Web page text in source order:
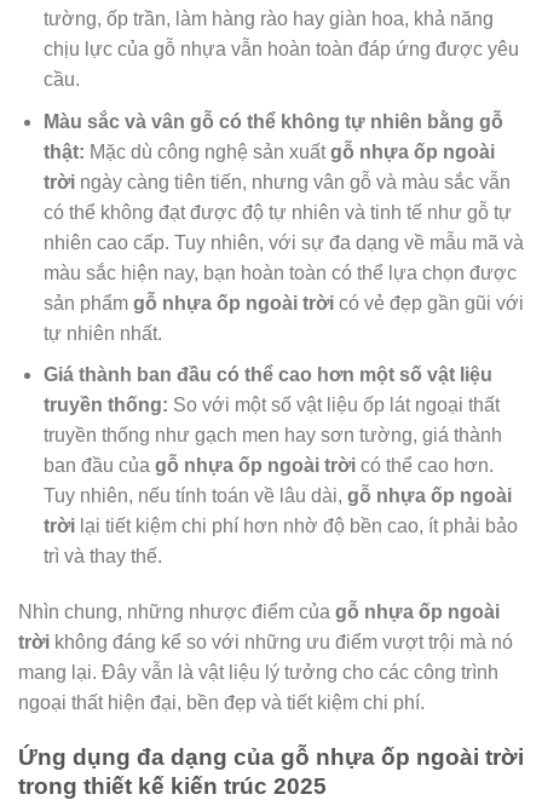
tường, ốp trần, làm hàng rào hay giàn hoa, khả năng
chịu lực của gỗ nhựa vẫn hoàn toàn đáp ứng được yêu
cầu.
Màu sắc và vân gỗ có thể không tự nhiên bằng gỗ
thật: Mặc dù công nghệ sản xuấtgỗ nhựa ốp ngoài
trờingày càng tiên tiến, nhưng vân gỗ và màu sắc vẫn
có thể không đạt được độ tự nhiên và tinh tế như gỗ tự
nhiên cao cấp. Tuy nhiên, với sự đa dạng về mẫu mã và
màu sắc hiện nay, bạn hoàn toàn có thể lựa chọn được
sản phẩm gỗ nhựa ốp ngoài trờicó vẻ đẹp gần gũi với
tự nhiên nhất.
Giá thành ban đầu có thể cao hơn một số vật liệu
truyền thống: So với một số vật liệu ốp lát ngoại thất
truyền thống như gạch men hay sơn tường, giá thành
ban đầu của gỗ nhựa ốp ngoài trờicó thể cao hơn.
Tuy nhiên, nếu tính toán về lâu dài, gỗ nhựa ốp ngoài
trờilại tiết kiệm chi phí hơn nhờ độ bền cao, ít phải bảo
trì và thay thế.
Nhìn chung, những nhược điểm của gỗ nhựa ốp ngoài
trời không đáng kể so với những ưu điểm vượt trội mà nó
mang lại. Đây vẫn là vật liệu lý tưởng cho các công trình
ngoại thất hiện đại, bền đẹp và tiết kiệm chi phí.
Ứng dụng đa dạng của gỗ nhựa ốp ngoài trời
trong thiết kế kiến trúc 2025